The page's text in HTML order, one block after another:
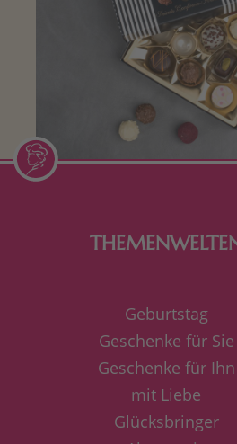
Geburtstag
Geschenke für Sie
Geschenke für Ihn
mit Liebe
Glücksbringer